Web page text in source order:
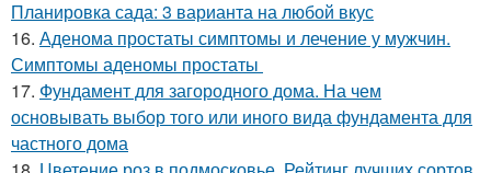
Планировка сада: 3 варианта на любой вкус
16. Аденома простаты симптомы и лечение у мужчин.
Симптомы аденомы простаты
17. Фундамент для загородного дома. На чем
основывать выбор того или иного вида фундамента для
частного дома